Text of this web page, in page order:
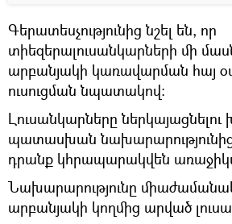
Գերատեսչությունից նշել են, որ
տիեզերալուսանկարների մի
արբանյակի կառավարման հայ
ուսուցման նպատակով։
Լուսանկարները
պատասխան նախարարությունից
դրանք կհրապարակվեն
Նախարարությունը
արբանյակի կողմից արված